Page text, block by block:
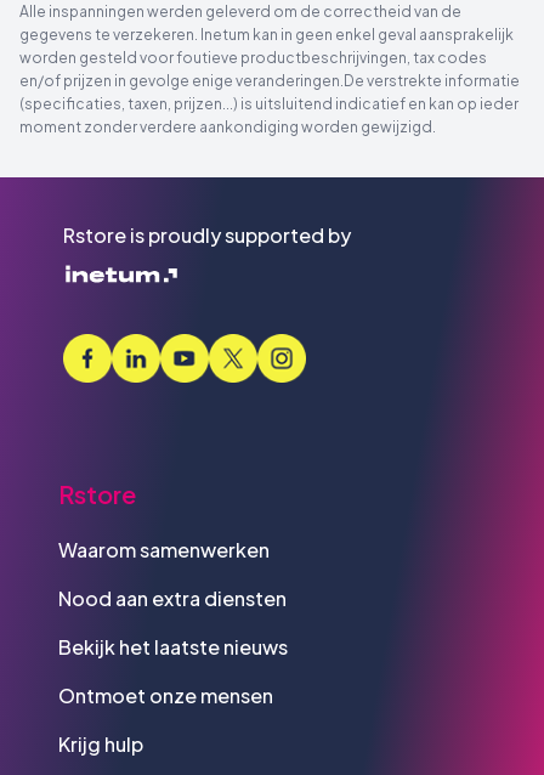
Alle inspanningen werden geleverd om de correctheid van de
gegevens te verzekeren. Inetum kan in geen enkel geval aansprakelijk
worden gesteld voor foutieve productbeschrijvingen, tax codes
en/of prijzen in gevolge enige veranderingen.De verstrekte informatie
(specificaties, taxen, prijzen...) is uitsluitend indicatief en kan op ieder
moment zonder verdere aankondiging worden gewijzigd.
Rstore is proudly supported by
Rstore
Waarom samenwerken
Nood aan extra diensten
Bekijk het laatste nieuws
Ontmoet onze mensen
Krijg hulp